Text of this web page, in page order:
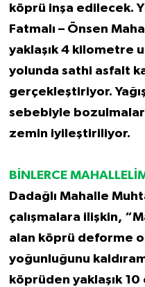
köprü inşa edilecek.
Fatmalı – Önsen
yaklaşık 4 kilometre
yolunda sathi asfalt
gerçekleştiriyor.
sebebiyle
zemin iyileştiriliyor.
BİNLERCE
Dadağlı Mahalle
çalışmalara ilişkin,
alan köprü deforme
yoğunluğunu
köprüden yaklaşık